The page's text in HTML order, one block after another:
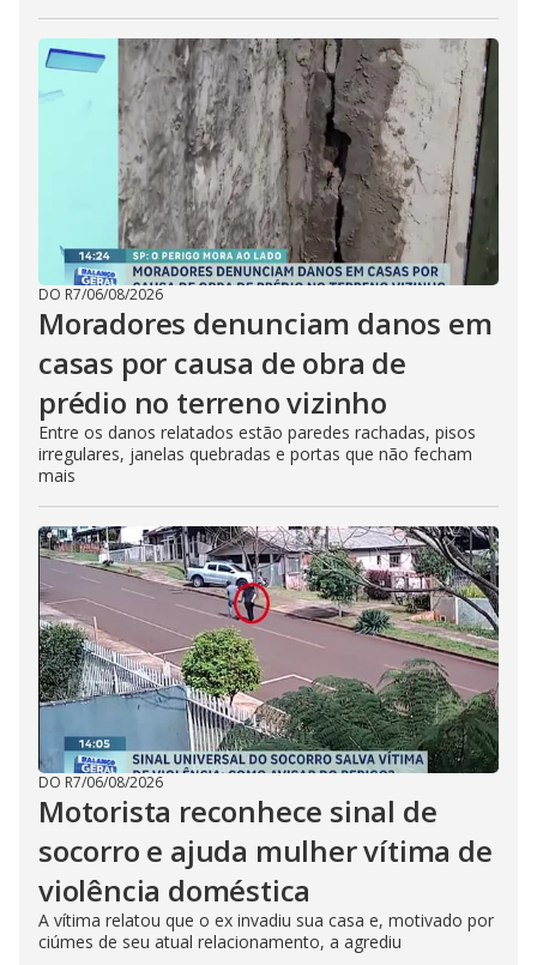
DO R7/06/08/2026
Moradores denunciam danos em
casas por causa de obra de
prédio no terreno vizinho
Entre os danos relatados estão paredes rachadas, pisos
irregulares, janelas quebradas e portas que não fecham
mais
DO R7/06/08/2026
Motorista reconhece sinal de
socorro e ajuda mulher vítima de
violência doméstica
A vítima relatou que o ex invadiu sua casa e, motivado por
ciúmes de seu atual relacionamento, a agrediu